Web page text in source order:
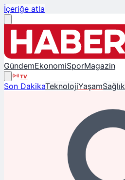
İçeriğe atla
GündemEkonomiSporMagazin
TV
Son DakikaTeknolojiYaşamSağlık